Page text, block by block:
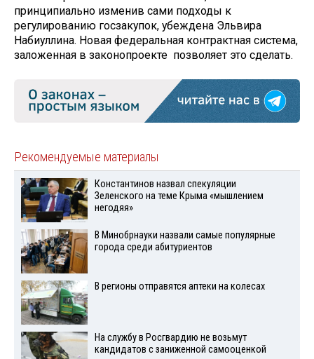
принципиально изменив сами подходы к
регулированию госзакупок, убеждена Эльвира
Набиуллина. Новая федеральная контрактная система,
заложенная в законопроекте позволяет это сделать.
Рекомендуемые материалы
Константинов назвал спекуляции
Зеленского на теме Крыма «мышлением
негодяя»
В Минобрнауки назвали самые популярные
города среди абитуриентов
В регионы отправятся аптеки на колесах
На службу в Росгвардию не возьмут
кандидатов с заниженной самооценкой